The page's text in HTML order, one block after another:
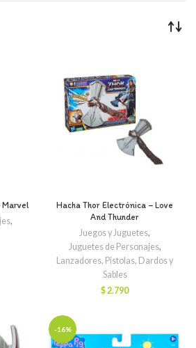
Marvel
,
Hacha Thor Electrónica – Love
And Thunder
Juegos y Juguetes,
Juguetes de Personajes,
Lanzadores, Pistolas, Dardos y
Sables
$2.790
-16%